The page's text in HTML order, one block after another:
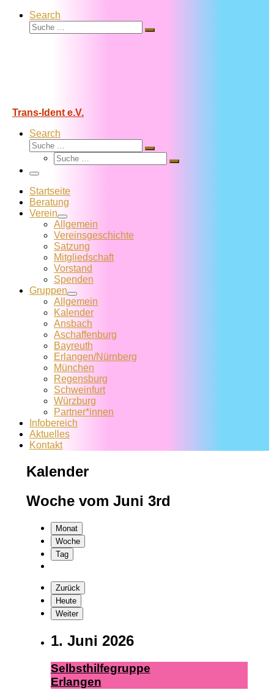
Search
Suche
Suche
Trans-Ident e.V.
Search
Suche
Suche
Suche
Suche
Menü
Startseite
Beratung
Verein
Allgemein
Vereins­geschichte
Satzung
Mitglied­schaft
Vorstand
Spenden
Gruppen
Allgemein
Kalender
Ansbach
Aschaffenburg
Bayreuth
Erlangen/Nürnberg
München
Regensburg
Schweinfurt
Würzburg
Partner*innen
Infobereich
Aktuelles
Kontakt
Kalender
Woche vom Juni 3rd
Monat
Woche
Tag
Zurück
Heute
Weiter
1. Juni 2026
Selbst­hil­fe­grup­pe
Er­lan­gen